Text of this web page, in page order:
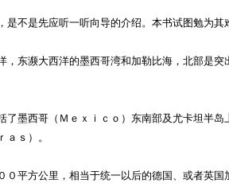
是先应听一听向导的介绍。本书试图勉为其
濒大西洋的墨西哥湾和加勒比海，北部是
西哥（Ｍｅｘｉｃｏ）东南部及尤卡坦半
ｓ）。
方公里，相当于统一以后的德国、或者英国